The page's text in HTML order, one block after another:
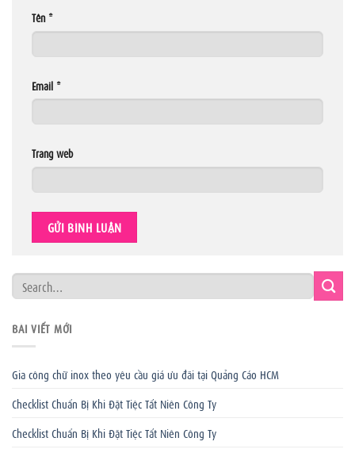
Tên *
Email *
Trang web
BÀI VIẾT MỚI
Gia công chữ inox theo yêu cầu giá ưu đãi tại Quảng Cáo HCM
Checklist Chuẩn Bị Khi Đặt Tiệc Tất Niên Công Ty
Checklist Chuẩn Bị Khi Đặt Tiệc Tất Niên Công Ty